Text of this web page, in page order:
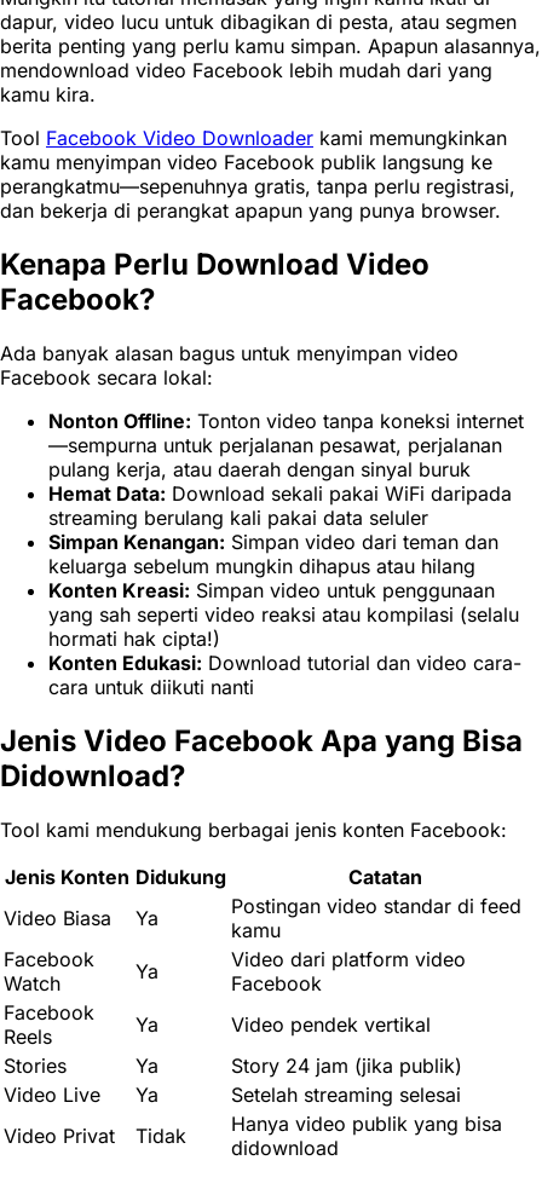
dapur, video lucu untuk dibagikan di pesta, atau segmen
berita penting yang perlu kamu simpan. Apapun alasannya,
mendownload video Facebook lebih mudah dari yang
kamu kira.
Tool Facebook Video Downloader kami memungkinkan
kamu menyimpan video Facebook publik langsung ke
perangkatmu—sepenuhnya gratis, tanpa perlu registrasi,
dan bekerja di perangkat apapun yang punya browser.
Kenapa Perlu Download Video
Facebook?
Ada banyak alasan bagus untuk menyimpan video
Facebook secara lokal:
Nonton Offline: Tonton video tanpa koneksi internet
—sempurna untuk perjalanan pesawat, perjalanan
pulang kerja, atau daerah dengan sinyal buruk
Hemat Data: Download sekali pakai WiFi daripada
streaming berulang kali pakai data seluler
Simpan Kenangan: Simpan video dari teman dan
keluarga sebelum mungkin dihapus atau hilang
Konten Kreasi: Simpan video untuk penggunaan
yang sah seperti video reaksi atau kompilasi (selalu
hormati hak cipta!)
Konten Edukasi: Download tutorial dan video cara-
cara untuk diikuti nanti
Jenis Video Facebook Apa yang Bisa
Didownload?
Tool kami mendukung berbagai jenis konten Facebook:
Jenis Konten Didukung
Catatan
Video Biasa
Ya
Postingan video standar di feed
kamu
Facebook
Watch
Ya
Video dari platform video
Facebook
Facebook
Reels
Ya
Video pendek vertikal
Stories
Ya
Story 24 jam (jika publik)
Video Live
Ya
Setelah streaming selesai
Video Privat
Tidak
Hanya video publik yang bisa
didownload